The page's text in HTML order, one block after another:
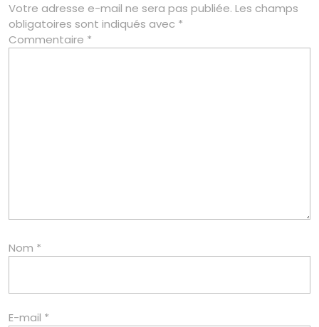
Votre adresse e-mail ne sera pas publiée. Les champs
obligatoires sont indiqués avec *
Commentaire *
Nom *
E-mail *